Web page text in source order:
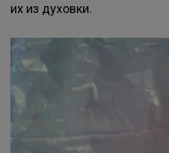
их из духовки.